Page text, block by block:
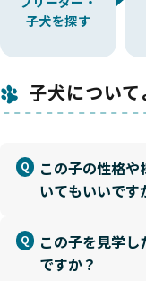
子犬を探す
子犬について
この子の性格
いてもいいです
この子を見学
ですか？